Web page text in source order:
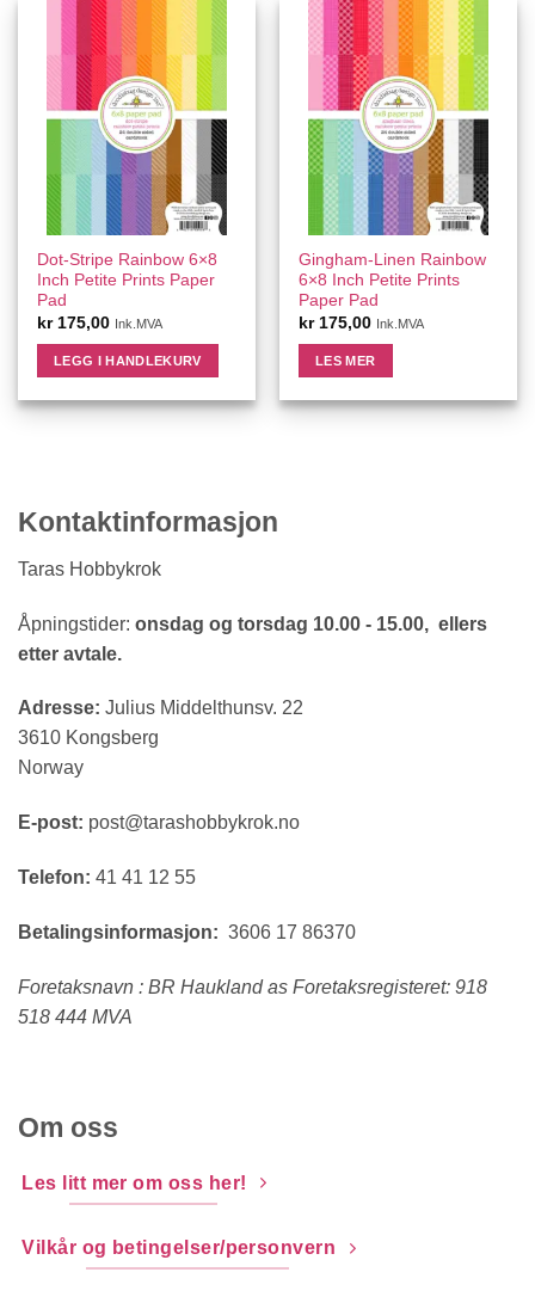
Dot-Stripe Rainbow 6×8
Inch Petite Prints Paper
Pad
kr175,00 Ink.MVA
LEGG I HANDLEKURV
Gingham-Linen Rainbow
6×8 Inch Petite Prints
Paper Pad
kr175,00 Ink.MVA
LES MER
Kontaktinformasjon
Taras Hobbykrok
Åpningstider: onsdag og torsdag 10.00 - 15.00, ellers
etter avtale.
Adresse: Julius Middelthunsv. 22
3610 Kongsberg
Norway
E-post: post@tarashobbykrok.no
Telefon: 41 41 12 55
Betalingsinformasjon: 3606 17 86370
Foretaksnavn : BR Haukland as Foretaksregisteret: 918
518 444 MVA
Om oss
Les litt mer om oss her!
Vilkår og betingelser/personvern